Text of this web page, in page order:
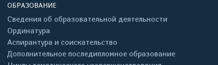
ОБРАЗОВАНИЕ
Сведения об образовательной деятельности
Ординатура
Аспирантура и соискательство
Дополнительное последипломное образование